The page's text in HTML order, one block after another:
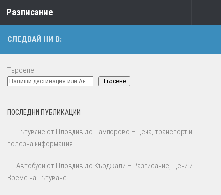
Към съдържанието
Разписание
СЛЕДВАЙ НИ В:
Търсене
Търсене
ПОСЛЕДНИ ПУБЛИКАЦИИ
Пътуване от Пловдив до Пампорово – цена, транспорт и
полезна информация
Автобуси от Пловдив до Кърджали – Разписание, Цени и
Време на Пътуване